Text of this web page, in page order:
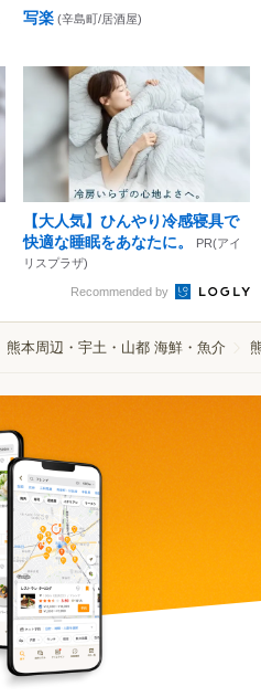
写楽 (辛島町/居酒屋)
【大人気】ひんやり冷感寝具で
快適な睡眠をあなたに。
PR(アイ
リスプラザ)
Recommended by
熊本周辺・宇土・山都 海鮮・魚介